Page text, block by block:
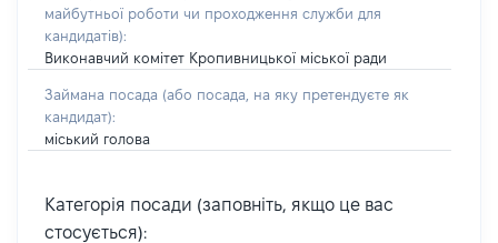
майбутньої роботи чи проходження служби для
кандидатів):
Виконавчий комітет Кропивницької міської ради
Займана посада (або посада, на яку претендуєте як
кандидат):
міський голова
Категорія посади (заповніть, якщо це вас
стосується):